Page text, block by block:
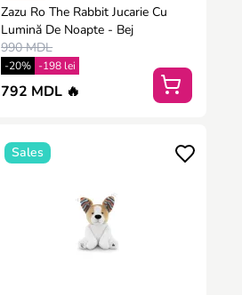
Zazu Ro The Rabbit Jucarie Cu
Lumină De Noapte - Bej
990 MDL
-20% -198 lei
792 MDL 🔥
Sales